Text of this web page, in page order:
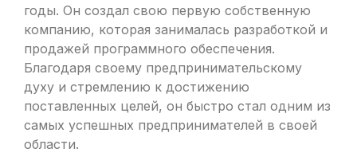
годы. Он создал свою первую собственную
компанию, которая занималась разработкой и
продажей программного обеспечения.
Благодаря своему предпринимательскому
духу и стремлению к достижению
поставленных целей, он быстро стал одним из
самых успешных предпринимателей в своей
области.